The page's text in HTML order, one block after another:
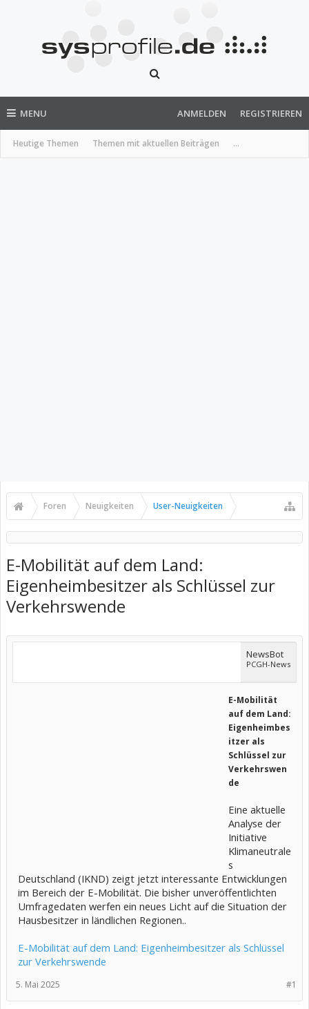
MENU
Heutige Themen Themen mit aktuellen Beiträgen ...
ANMELDEN REGISTRIEREN
Foren Neuigkeiten User-Neuigkeiten
E-Mobilität auf dem Land:
Eigenheimbesitzer als Schlüssel zur
Verkehrswende
NewsBot
PCGH-News
E-Mobilität
auf dem Land:
Eigenheimbes
itzer als
Schlüssel zur
Verkehrswen
de
Eine aktuelle
Analyse der
Initiative
Klimaneutrale
s
Deutschland (IKND) zeigt jetzt interessante Entwicklungen
im Bereich der E-Mobilität. Die bisher unveröffentlichten
Umfragedaten werfen ein neues Licht auf die Situation der
Hausbesitzer in ländlichen Regionen..
E-Mobilität auf dem Land: Eigenheimbesitzer als Schlüssel
zur Verkehrswende
#1
5. Mai 2025